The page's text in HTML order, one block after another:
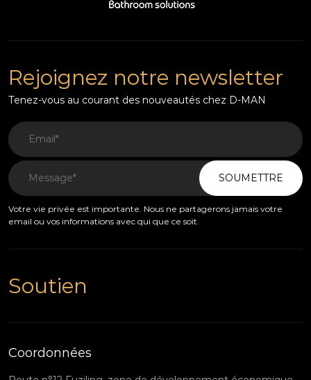
Rejoignez notre newsletter
Tenez-vous au courant des nouveautés chez D-MAN
SOUMETTRE
Votre vie privée est importante. Nous ne partagerons jamais votre
email ou vos informations avec qui que ce soit.
Soutien
Coordonnées